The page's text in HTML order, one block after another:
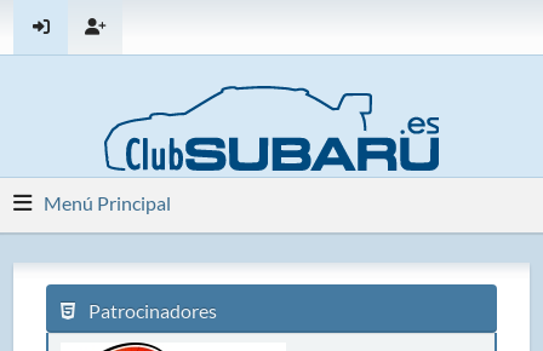
Menú Principal
Patrocinadores